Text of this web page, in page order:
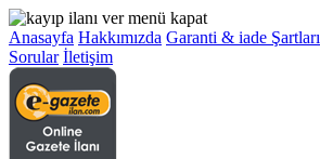
Anasayfa Hakkımızda Garanti & iade Şartları
Sorular İletişim